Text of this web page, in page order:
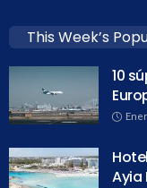
This Week’s
10
Ayia